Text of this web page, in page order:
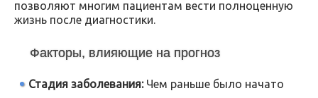
позволяют многим пациентам вести полноценную
жизнь после диагностики.
Факторы, влияющие на прогноз
Стадия заболевания:Чем раньше было начато